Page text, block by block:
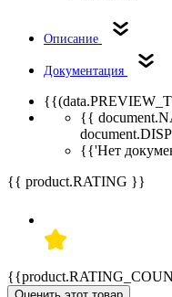
Описание
Документация
{{
{{'Нет
{{ product.RATING }}